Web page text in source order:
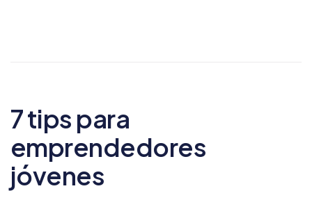
7 tips para
emprendedores
jóvenes